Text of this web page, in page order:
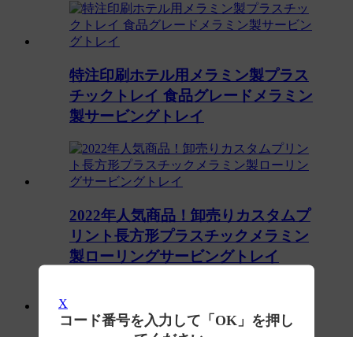
X
コード番号を入力して「OK」を押し
特注印刷ホテル用メラミン製プラス
チックトレイ 食品グレードメラミン
製サービングトレイ
2022年人気商品！卸売りカスタムプ
リント長方形プラスチックメラミン
製ローリングサービングトレイ